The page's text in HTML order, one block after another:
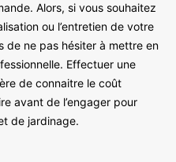
Alors, si vous souhaitez
ou l’entretien de votre
de ne pas hésiter à mettre en
Effectuer une
de connaitre le coût
avant de l’engager pour
de jardinage.